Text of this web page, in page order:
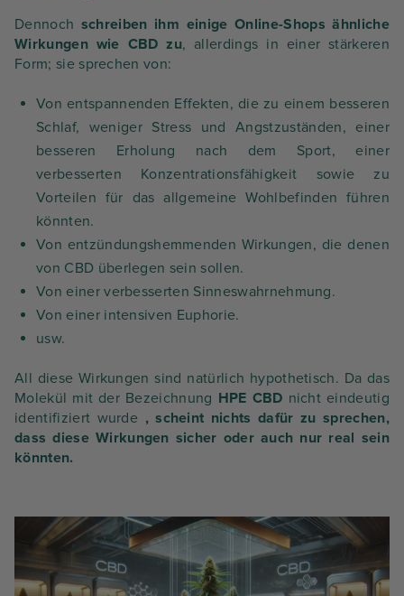
Dennoch schreiben ihm einige Online-Shops ähnliche
Wirkungen wie CBD zu, allerdings in einer stärkeren
Form; sie sprechen von:
Von entspannenden Effekten, die zu einem besseren
Schlaf, weniger Stress und Angstzuständen, einer
besseren Erholung nach dem Sport, einer
verbesserten Konzentrationsfähigkeit sowie zu
Vorteilen für das allgemeine Wohlbefinden führen
könnten.
Von entzündungshemmenden Wirkungen, die denen
von CBD überlegen sein sollen.
Von einer verbesserten Sinneswahrnehmung.
Von einer intensiven Euphorie.
usw.
All diese Wirkungen sind natürlich hypothetisch. Da das
Molekül mit der Bezeichnung HPE CBD nicht eindeutig
identifiziert wurde , scheint nichts dafür zu sprechen,
dass diese Wirkungen sicher oder auch nur real sein
könnten.